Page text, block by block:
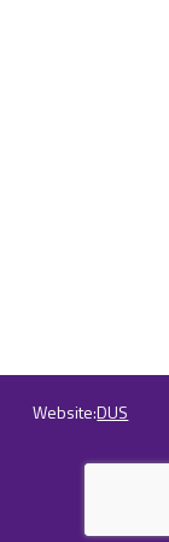
Website:DUS